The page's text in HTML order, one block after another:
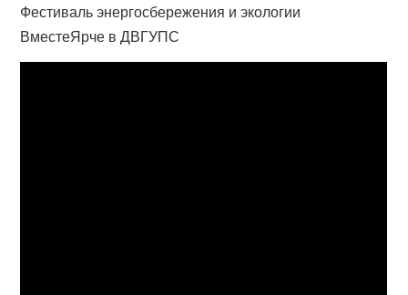
Фестиваль энергосбережения и экологии
ВместеЯрче в ДВГУПС